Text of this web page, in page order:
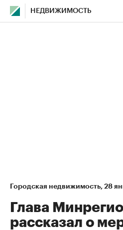
НЕДВИЖИМОСТЬ
Городская недвижимость⁠, 28
Глава
рассказал о